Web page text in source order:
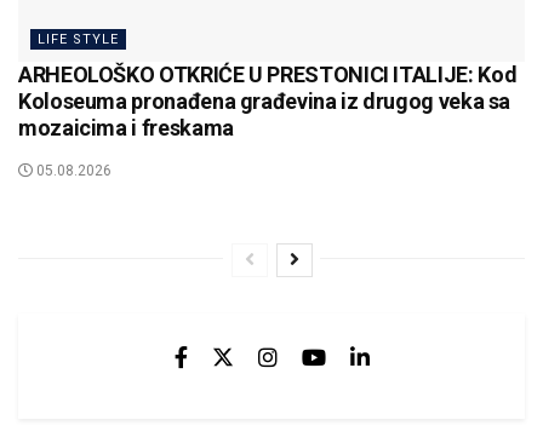
LIFE STYLE
ARHEOLOŠKO OTKRIĆE U PRESTONICI ITALIJE: Kod
Koloseuma pronađena građevina iz drugog veka sa
mozaicima i freskama
05.08.2026